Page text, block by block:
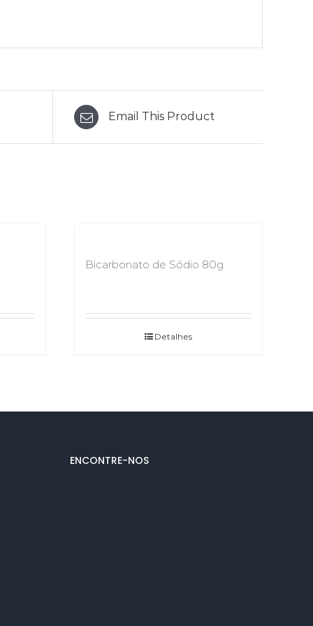
Email This Product
Bicarbonato de Sódio 80g
Detalhes
ENCONTRE-NOS